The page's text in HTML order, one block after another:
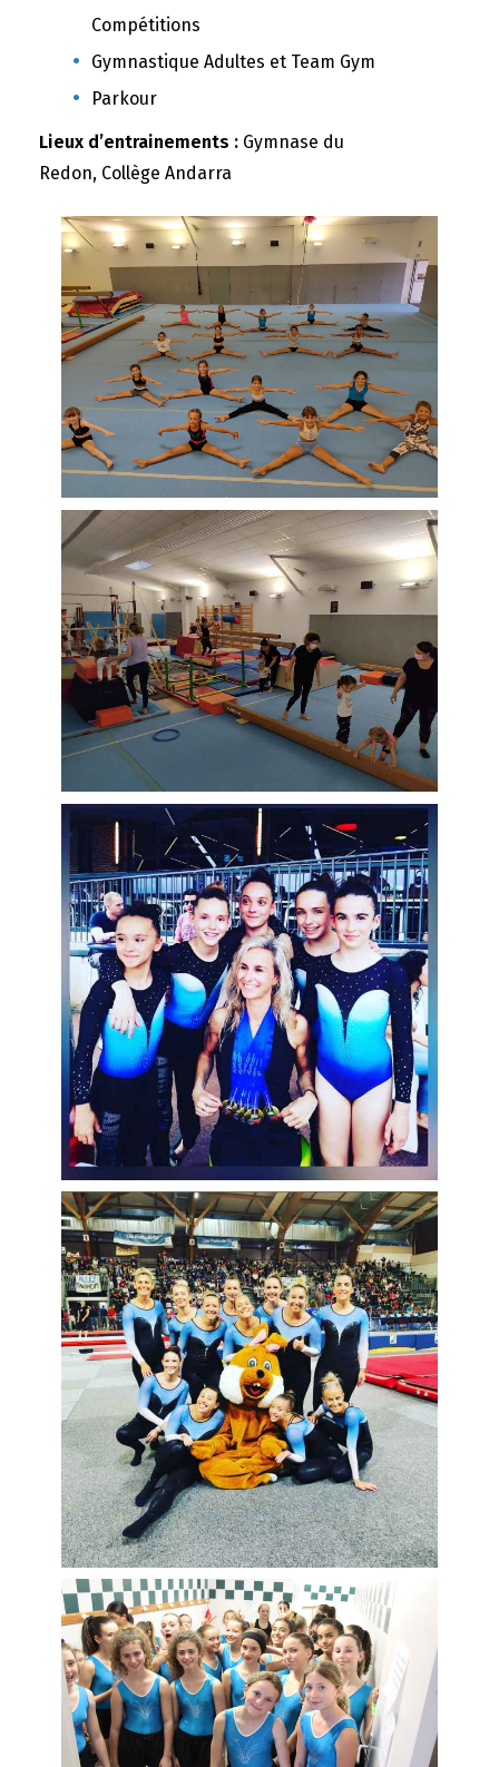
Compétitions
Gymnastique Adultes et Team Gym
Parkour
Lieux d’entrainements : Gymnase du
Redon, Collège Andarra